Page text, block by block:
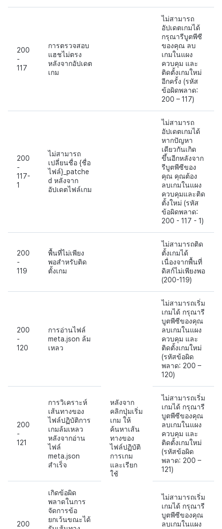
200
-
117
การตรวจสอบ
แฮชไม่ตรง
หลังจากอัปเดต
เกม
ไม่สามารถ
อัปเดตเกมได้
กรุณารีบูตพีซี
ของคุณ ลบ
เกมในแผง
ควบคุม และ
ติดตั้งเกมใหม่
อีกครั้ง (รหัส
ข้อผิดพลาด:
200 – 117)
200
-
117-
1
ไม่สามารถ
เปลี่ยนชื่อ {ชื่อ
ไฟล์}_patche
d หลังจาก
อัปเดตไฟล์เกม
ไม่สามารถ
อัปเดตเกมได้
หากปัญหา
เดียวกันเกิด
ขึ้นอีกหลังจาก
รีบูตพีซีของ
คุณ คุณต้อง
ลบเกมในแผง
ควบคุมและติด
ตั้งใหม่ (รหัส
ข้อผิดพลาด:
200 - 117 - 1)
200
-
119
พื้นที่ไม่เพียง
พอสำหรับติด
ตั้งเกม
ไม่สามารถติด
ตั้งเกมได้
เนื่องจากพื้นที่
ดิสก์ไม่เพียงพอ
(200-119)
200
-
120
การอ่านไฟล์
meta.json ล้ม
เหลว
หลังจาก
คลิกปุ่มเริ่ม
เกม ให้
ค้นหาเส้น
ทางของ
ไฟล์ปฏิบัติ
การเกม
และเรียก
ใช้
ไม่สามารถเริ่ม
เกมได้ กรุณารี
บูตพีซีของคุณ
ลบเกมในแผง
ควบคุม และ
ติดตั้งเกมใหม่
(รหัสข้อผิด
พลาด: 200 –
120)
200
-
121
การวิเคราะห์
เส้นทางของ
ไฟล์ปฏิบัติการ
เกมล้มเหลว
หลังจากอ่าน
ไฟล์
meta.json
สำเร็จ
ไม่สามารถเริ่ม
เกมได้ กรุณารี
บูตพีซีของคุณ
ลบเกมในแผง
ควบคุม และ
ติดตั้งเกมใหม่
(รหัสข้อผิด
พลาด: 200 –
121)
200
เกิดข้อผิด
พลาดในการ
จัดการข้อ
ยกเว้นขณะได้
ไม่สามารถเริ่ม
เกมได้ กรุณารี
บูตพีซีของคุณ
ลบเกมในแผง